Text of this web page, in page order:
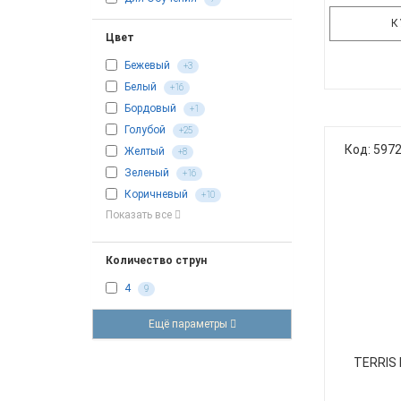
Цвет
Бежевый +3
Белый +16
Бордовый +1
Голубой +25
Желтый +8
Зеленый +16
Коричневый +10
Показать все
Количество струн
4 9
Ещё параметры
укулеле
новой
вместе
Код: